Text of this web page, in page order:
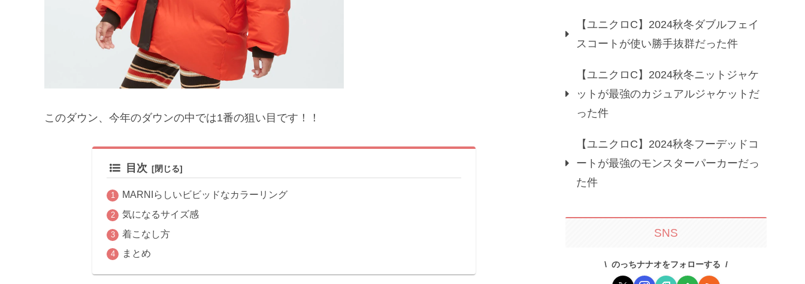
このダウン、今年のダウンの中では1番の狙い目です！！
目次
MARNIらしいビビッドなカラーリング
気になるサイズ感
着こなし方
まとめ
【ユニクロC】2024秋冬ダブルフェイ
スコートが使い勝手抜群だった件
【ユニクロC】2024秋冬ニットジャケ
ットが最強のカジュアルジャケットだ
った件
【ユニクロC】2024秋冬フーデッドコ
ートが最強のモンスターパーカーだっ
た件
SNS
のっちナナオをフォローする